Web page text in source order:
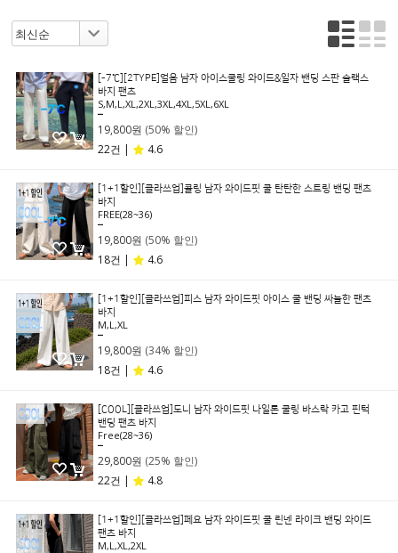
[-7℃][2TYPE]얼음 남자 아이스쿨링 와이드&일자 밴딩 스판 슬랙스
바지 팬츠
S,M,L,XL,2XL,3XL,4XL,5XL,6XL
19,800원 (50% 할인)
22건 |
4.6
[1+1할인][클라쓰업]콜링 남자 와이드핏 쿨 탄탄한 스트링 밴딩 팬츠
바지
FREE(28~36)
19,800원 (50% 할인)
18건 |
4.6
[1+1할인][클라쓰업]피스 남자 와이드핏 아이스 쿨 밴딩 싸늘한 팬츠
바지
M,L,XL
19,800원 (34% 할인)
18건 |
4.6
[COOL][클라쓰업]도니 남자 와이드핏 나일론 쿨링 바스락 카고 핀턱
밴딩 팬츠 바지
Free(28~36)
29,800원 (25% 할인)
22건 |
4.8
[1+1할인][클라쓰업]페요 남자 와이드핏 쿨 린넨 라이크 밴딩 와이드
팬츠 바지
M,L,XL,2XL